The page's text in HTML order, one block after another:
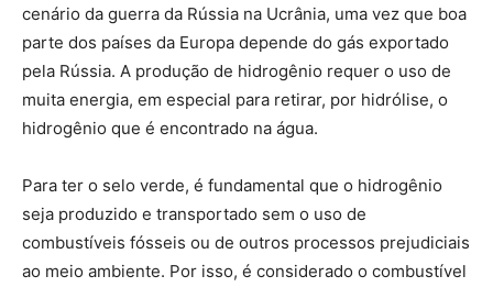
cenário da guerra da Rússia na Ucrânia, uma vez que boa
parte dos países da Europa depende do gás exportado
pela Rússia. A produção de hidrogênio requer o uso de
muita energia, em especial para retirar, por hidrólise, o
hidrogênio que é encontrado na água.
Para ter o selo verde, é fundamental que o hidrogênio
seja produzido e transportado sem o uso de
combustíveis fósseis ou de outros processos prejudiciais
ao meio ambiente. Por isso, é considerado o combustível